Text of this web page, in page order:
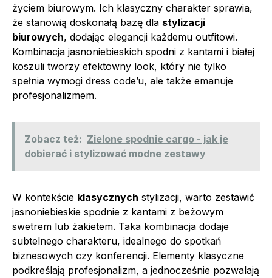
życiem biurowym. Ich klasyczny charakter sprawia,
że stanowią doskonałą bazę dla stylizacji
biurowych, dodając elegancji każdemu outfitowi.
Kombinacja jasnoniebieskich spodni z kantami i białej
koszuli tworzy efektowny look, który nie tylko
spełnia wymogi dress code’u, ale także emanuje
profesjonalizmem.
Zobacz też: Zielone spodnie cargo - jak je
dobierać i stylizować modne zestawy
W kontekście klasycznych stylizacji, warto zestawić
jasnoniebieskie spodnie z kantami z beżowym
swetrem lub żakietem. Taka kombinacja dodaje
subtelnego charakteru, idealnego do spotkań
biznesowych czy konferencji. Elementy klasyczne
podkreślają profesjonalizm, a jednocześnie pozwalają